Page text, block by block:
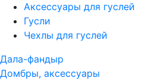
Аксессуары для гуслей
Гусли
Чехлы для гуслей
Дала-фандыр
Домбры, аксессуары